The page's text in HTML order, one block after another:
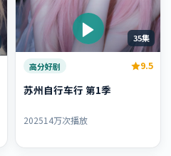
35集
高分好剧 9.5
苏州自行车行 第1季
202514万次播放